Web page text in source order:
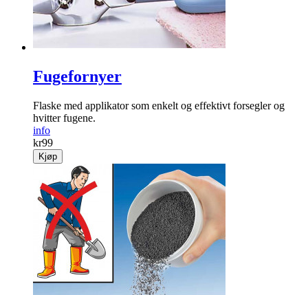
Kjøp
Fugefornyer
Flaske med applikator som enkelt og effektivt forsegler og